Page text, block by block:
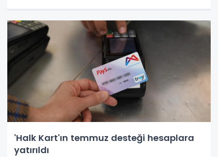
'Halk Kart'ın temmuz desteği hesaplara
yatırıldı